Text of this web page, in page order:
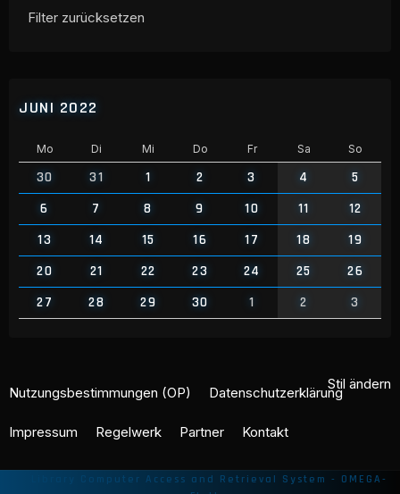
Filter zurücksetzen
JUNI 2022
Mo Di Mi Do Fr Sa So
30 31 1 2 3 4
5
6
7 8 9 10 11
12
13
14 15 16 17 18
19
20
21 22 23 24 25
26
27
28 29 30 1 2 3
Stil ändern
Nutzungsbestimmungen (OP) Datenschutzerklärung
Impressum Regelwerk Partner Kontakt